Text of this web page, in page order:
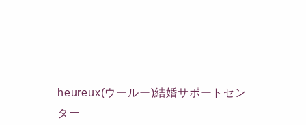
heureux(ウールー)結婚サポートセン
ター